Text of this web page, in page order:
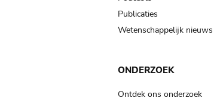
Publicaties
Wetenschappelijk nieuws
ONDERZOEK
Ontdek ons onderzoek